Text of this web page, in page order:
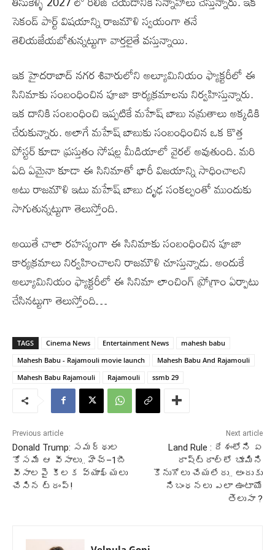
సెకండ్ పార్ట్ విషయాన్ని రాజమౌళి స్వయంగా తనే
తెలియజేయబోతున్నట్టుగా వార్తలైతే వస్తున్నాయి.
ఇక హైదరాబాద్ నగర శివారులోని అల్యూమినియం ఫ్యాక్టరీలో ఈ
సినిమాకు సంబంధించిన పూజా కార్యక్రమాలను నిర్వహిస్తున్నారు.
ఇక దానికి సంబంధించి ఇప్పటికే మహేష్ బాబు నమ్రతాలు అక్కడికి
చేరుకున్నారు. అలాగే మహేష్ బాబుకు సంబంధించిన ఒక కొత్త
పోస్టర్ కూడా ప్రస్తుతం సోషల్ల మీడియాలో వైరల్ అవుతుంది. మరి
ఏది ఏమైనా కూడా ఈ సినిమాతో భారీ విజయాన్ని సాధించాలని
అటు రాజమౌళి ఇటు మహేష్ బాబు దృఢ సంకల్పంతో ముందుకు
సాగుతున్నట్టుగా తెలుస్తోంది.
అయితే చాలా రహస్యంగా ఈ సినిమాకు సంబంధించిన పూజా
కార్యక్రమాలు నిర్వహించాలని రాజమౌళి చూస్తున్నాడు. అందుకే
అల్యూమినియం ఫ్యాక్టరీలో ఈ సినిమా లాంచింగ్ ప్రోగ్రాం ఏర్పాటు
చేసినట్టుగా తెలుస్తోంది…
TAGS Cinema News Entertainment News
mahesh babu
Mahesh Babu - Rajamouli movie launch
Mahesh Babu And Rajamouli
Mahesh Babu Rajamouli
Rajamouli ssmb 29
Previous article
Donald Trump: సమర్థుల
కోసమే ఆ వీసాలు.. హెచ్‌–1బీ
వీసాలపై కీలక వ్యాఖ్యలు
చేసిన ట్రంప్‌!
Next article
Land Rule : దేశంలోని ఏ
రాష్ట్రాల్లో భూమిని
కొనుగోలు చేయలేరు.. అందుకు
నిబంధనలు ఎలా ఉంటాయో
తెలుసా ?